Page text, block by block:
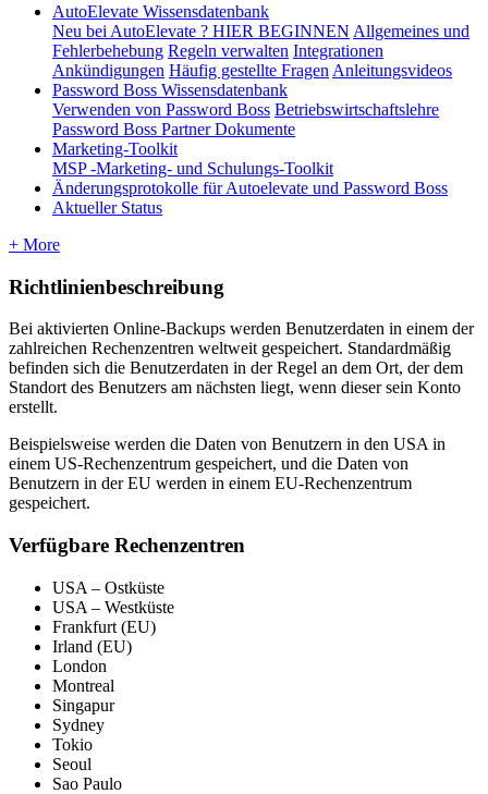
AutoElevate Wissensdatenbank
Neu bei AutoElevate ? HIER BEGINNEN Allgemeines und
Fehlerbehebung Regeln verwalten Integrationen
Ankündigungen Häufig gestellte Fragen Anleitungsvideos
Password Boss Wissensdatenbank
Verwenden von Password Boss Betriebswirtschaftslehre
Password Boss Partner Dokumente
Marketing-Toolkit
MSP -Marketing- und Schulungs-Toolkit
Änderungsprotokolle für Autoelevate und Password Boss
Aktueller Status
+ More
Richtlinienbeschreibung
Bei aktivierten Online-Backups werden Benutzerdaten in einem der
zahlreichen Rechenzentren weltweit gespeichert. Standardmäßig
befinden sich die Benutzerdaten in der Regel an dem Ort, der dem
Standort des Benutzers am nächsten liegt, wenn dieser sein Konto
erstellt.
Beispielsweise werden die Daten von Benutzern in den USA in
einem US-Rechenzentrum gespeichert, und die Daten von
Benutzern in der EU werden in einem EU-Rechenzentrum
gespeichert.
Verfügbare Rechenzentren
USA – Ostküste
USA – Westküste
Frankfurt (EU)
Irland (EU)
London
Montreal
Singapur
Sydney
Tokio
Seoul
Sao Paulo